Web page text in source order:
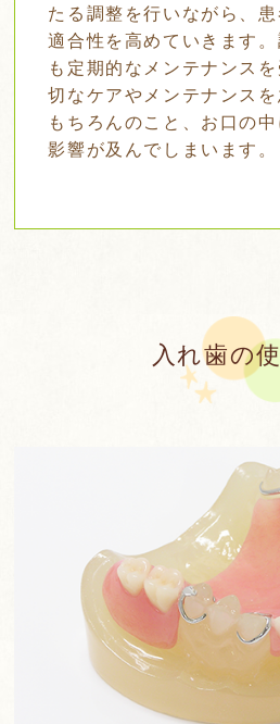
たる調整を行いながら、
適合性を高めていきます
も定期的なメンテナンス
切なケアやメンテナンス
もちろんのこと、お口の
影響が及んでしまいます。
入れ歯の